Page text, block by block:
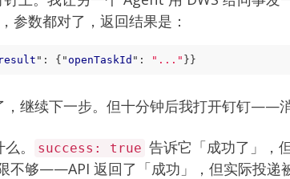
，参数都对了，返回结果是：
result " : { "openTaskId " : "..." }}
继续下一步。但十分钟后我打开钉钉——消
。 success: true 告诉它「成功了」，
不够——API 返回了「成功」，但实际投递